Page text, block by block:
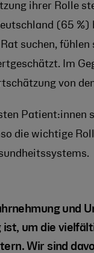
ihrer Rolle
(65 %)
suchen, fühlen
Im
von
Patient:innen
die wichtige
und
ist, um die
Wir sind